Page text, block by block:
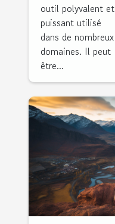
?
outil polyvalent et
puissant utilisé
dans de nombreux
domaines. Il peut
être...